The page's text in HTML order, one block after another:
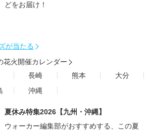
どをお届け！
が当たる
花火開催カレンダー
長崎 熊本
大分
沖縄
夏休み特集2026【九州・沖縄】
ウォーカー編集部がおすすめする、この夏